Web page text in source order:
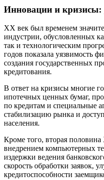
Инновации и кризисы:
XX век был временем
индустрии, обусловленных
так и технологическим
годов показала уязвимость
создания государственных
кредитования.
В ответ на кризисы многие
ипотечных ценных бумаг,
по кредитам и специальные
стабилизацию рынка и
населения.
Кроме того, вторая половина
внедрением компьютерных
издержки ведения
скорость обработки заявок,
кредитоспособности